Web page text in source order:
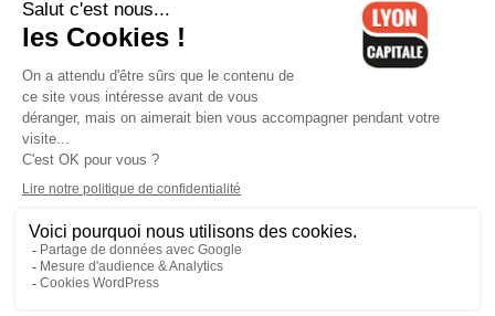
Contactez-nous-Mentions légales-CGV-Politique de
confidentialité-Gestion des cookies